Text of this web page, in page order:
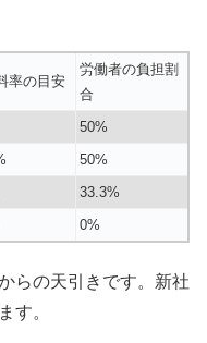
率の目安
労働者の負担割
合
50%
50%
33.3%
0%
らの天引きです。新社
す。